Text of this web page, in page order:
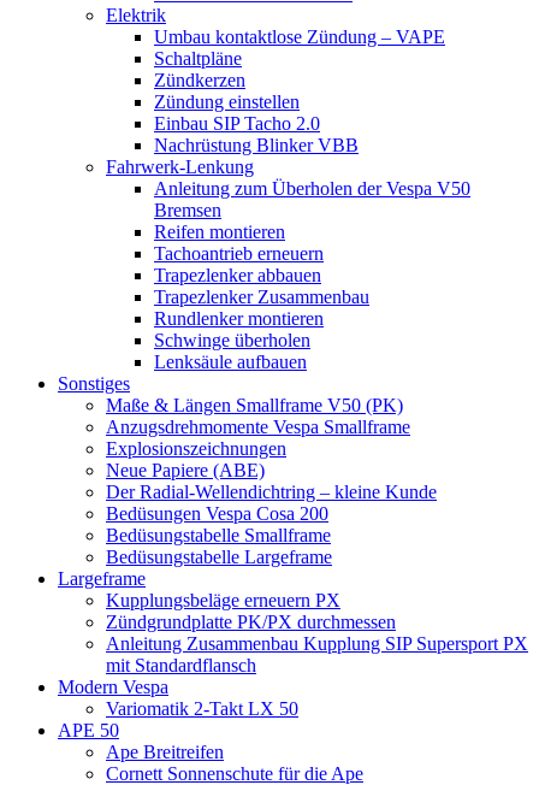
Elektrik
Umbau kontaktlose Zündung – VAPE
Schaltpläne
Zündkerzen
Zündung einstellen
Einbau SIP Tacho 2.0
Nachrüstung Blinker VBB
Fahrwerk-Lenkung
Anleitung zum Überholen der Vespa V50
Bremsen
Reifen montieren
Tachoantrieb erneuern
Trapezlenker abbauen
Trapezlenker Zusammenbau
Rundlenker montieren
Schwinge überholen
Lenksäule aufbauen
Sonstiges
Maße & Längen Smallframe V50 (PK)
Anzugsdrehmomente Vespa Smallframe
Explosionszeichnungen
Neue Papiere (ABE)
Der Radial-Wellendichtring – kleine Kunde
Bedüsungen Vespa Cosa 200
Bedüsungstabelle Smallframe
Bedüsungstabelle Largeframe
Largeframe
Kupplungsbeläge erneuern PX
Zündgrundplatte PK/PX durchmessen
Anleitung Zusammenbau Kupplung SIP Supersport PX
mit Standardflansch
Modern Vespa
Variomatik 2-Takt LX 50
APE 50
Ape Breitreifen
Cornett Sonnenschute für die Ape